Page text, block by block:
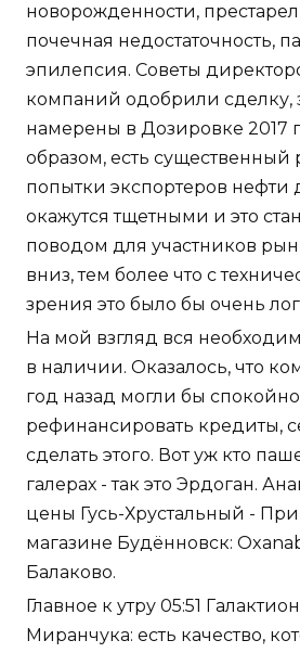
новорожденности,
почечная недостаточность,
эпилепсия. Советы
компаний одобрили сделку,
намерены в Дозировке 2017
образом, есть существенный
попытки экспортеров нефти
окажутся тщетными и это
поводом для участников
вниз, тем более что с
зрения это было бы очень
На мой взгляд вся
в наличии. Оказалось, что
год назад могли бы спокойно
рефинансировать кредиты,
сделать этого. Вот уж кто
галерах - так это Эрдоган.
цены Гусь-Хрустальный -
магазине Будённовск:
Балаково.
Главное к утру 05:51
Миранчука: есть качество,